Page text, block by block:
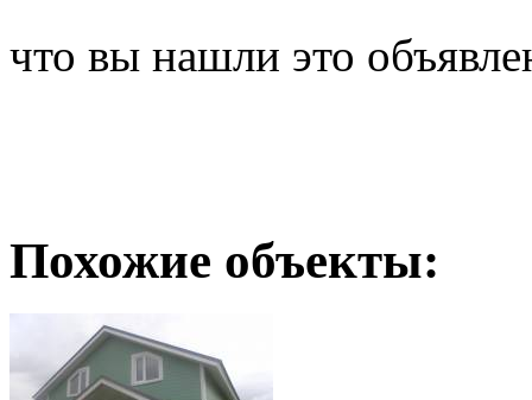
что вы нашли это
Похожие объекты: